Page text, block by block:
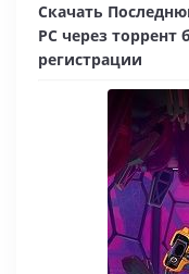
Скачать
PC через торрент
регистрации